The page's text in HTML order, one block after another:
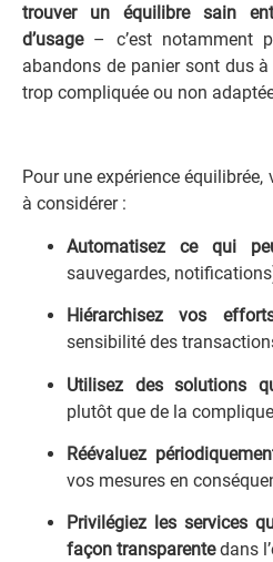
trouver un équilibre sain
d’usage– c’est notamment
abandons de panier sont dus
trop compliquée ou non
Pour une expérience
à considérer :
Automatisez ce qui
sauvegardes,
Hiérarchisez vos
sensibilité des
Utilisez des solutions
plutôt que de la
Réévaluez
vos mesures en
Privilégiez les services
façon transparentedans